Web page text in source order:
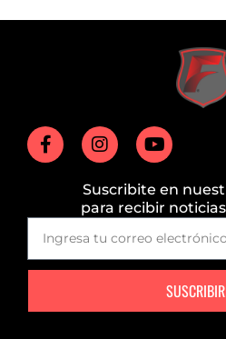
Suscribite en
para recibir